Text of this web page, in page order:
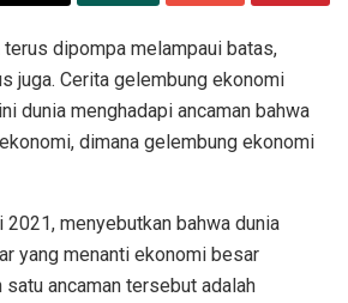
terus dipompa melampaui batas,
juga. Cerita gelembung ekonomi
dunia menghadapi ancaman bahwa
dimana gelembung ekonomi
2021, menyebutkan bahwa dunia
yang menanti ekonomi besar
satu ancaman tersebut adalah